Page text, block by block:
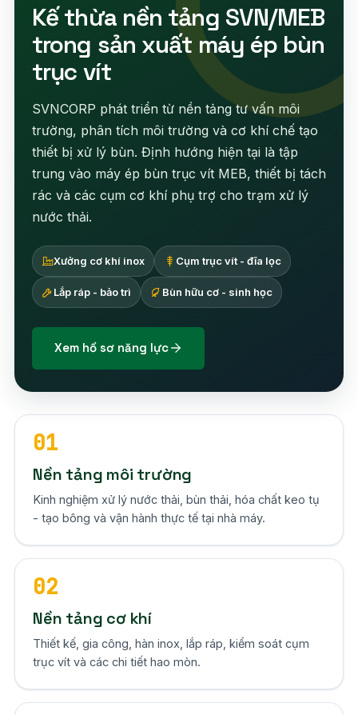
Kế thừa nền tảng SVN/MEB
trong sản xuất máy ép bùn
trục vít
SVNCORP phát triển từ nền tảng tư vấn môi
trường, phân tích môi trường và cơ khí chế tạo
thiết bị xử lý bùn. Định hướng hiện tại là tập
trung vào máy ép bùn trục vít MEB, thiết bị tách
rác và các cụm cơ khí phụ trợ cho trạm xử lý
nước thải.
Xưởng cơ khí inox Cụm trục vít - đĩa lọc
Lắp ráp - bảo trì Bùn hữu cơ - sinh học
Xem hồ sơ năng lực
01
Nền tảng môi trường
Kinh nghiệm xử lý nước thải, bùn thải, hóa chất keo tụ
- tạo bông và vận hành thực tế tại nhà máy.
02
Nền tảng cơ khí
Thiết kế, gia công, hàn inox, lắp ráp, kiểm soát cụm
trục vít và các chi tiết hao mòn.